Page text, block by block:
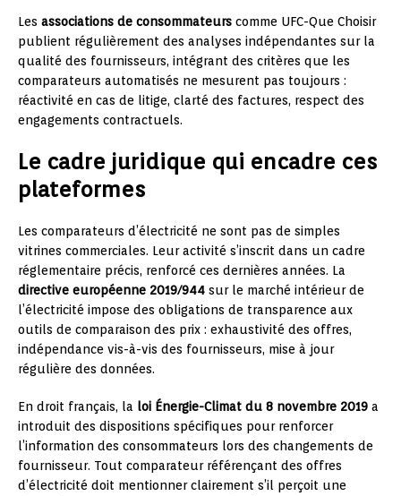
Les associations de consommateurs comme UFC-Que Choisir
publient régulièrement des analyses indépendantes sur la
qualité des fournisseurs, intégrant des critères que les
comparateurs automatisés ne mesurent pas toujours :
réactivité en cas de litige, clarté des factures, respect des
engagements contractuels.
Le cadre juridique qui encadre ces
plateformes
Les comparateurs d’électricité ne sont pas de simples
vitrines commerciales. Leur activité s’inscrit dans un cadre
réglementaire précis, renforcé ces dernières années. La
directive européenne 2019/944 sur le marché intérieur de
l’électricité impose des obligations de transparence aux
outils de comparaison des prix : exhaustivité des offres,
indépendance vis-à-vis des fournisseurs, mise à jour
régulière des données.
En droit français, la loi Énergie-Climat du 8 novembre 2019 a
introduit des dispositions spécifiques pour renforcer
l’information des consommateurs lors des changements de
fournisseur. Tout comparateur référençant des offres
d’électricité doit mentionner clairement s’il perçoit une